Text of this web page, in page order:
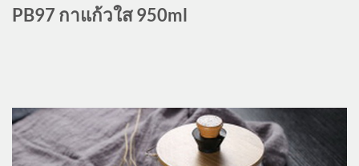
PB97 กาแก้วใส 950ml